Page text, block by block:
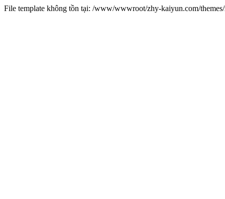
File template không tồn tại: /www/wwwroot/zhy-kaiyun.com/